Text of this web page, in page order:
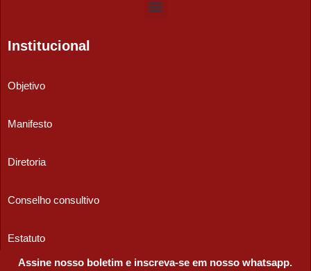
Institucional
Objetivo
Manifesto
Diretoria
Conselho consultivo
Estatuto
Assine nosso boletim e inscreva-se em nosso whatsapp.